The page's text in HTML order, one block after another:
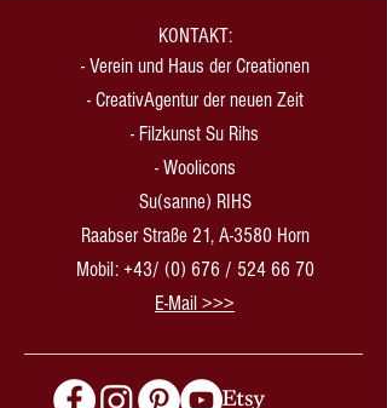
KONTAKT:
- Verein und Haus der Creationen
- CreativAgentur der neuen Zeit
- Filzkunst Su Rihs
- Woolicons
Su(sanne) RIHS
Raabser Straße 21, A-3580 Horn
Mobil: +43/ (0) 676 / 524 66 70
​E-Mail >>>